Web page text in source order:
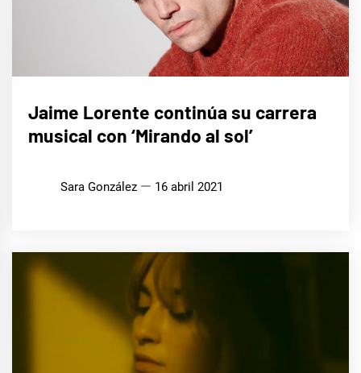
Jaime Lorente continúa su carrera
musical con ‘Mirando al sol’
Sara González 16 abril 2021